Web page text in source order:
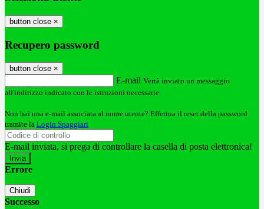
button close ×
Recupero password
button close ×
E-mail Verrà inviato un messaggio
all'indirizzo indicato con le istruzioni necessarie.
Non hai una e-mail associata al nome utente? Effettua il reset della password
tramite la Login Spaggiari
E-mail inviata, si prega di controllare la casella di posta elettronica!
Errore
Chiudi
Successo